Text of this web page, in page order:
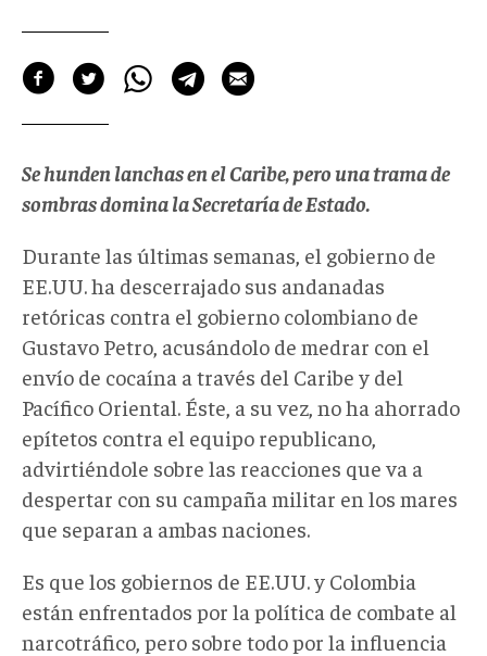
Se hunden lanchas en el Caribe, pero una trama de
sombras domina la Secretaría de Estado.
Durante las últimas semanas, el gobierno de
EE.UU. ha descerrajado sus andanadas
retóricas contra el gobierno colombiano de
Gustavo Petro, acusándolo de medrar con el
envío de cocaína a través del Caribe y del
Pacífico Oriental. Éste, a su vez, no ha ahorrado
epítetos contra el equipo republicano,
advirtiéndole sobre las reacciones que va a
despertar con su campaña militar en los mares
que separan a ambas naciones.
Es que los gobiernos de EE.UU. y Colombia
están enfrentados por la política de combate al
narcotráfico, pero sobre todo por la influencia